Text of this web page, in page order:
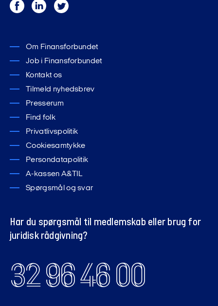
FacebookLinkedInTwitter
Om Finansforbundet
Job i Finansforbundet
Kontakt os
Tilmeld nyhedsbrev
Presserum
Find folk
Privatlivspolitik
Cookiesamtykke
Persondatapolitik
A-kassen A&TIL
Spørgsmål og svar
Har du spørgsmål til medlemskab eller brug for
juridisk rådgivning?
32 96 46 00